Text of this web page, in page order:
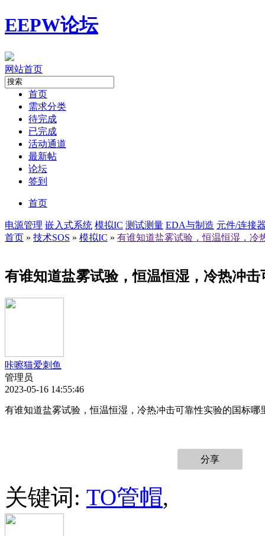
EEPW论坛
网站首页
首页
需求分类
待完成
已完成
活动通道
最新帖
论坛
签到
首页
电源管理 嵌入式系统 模拟IC 测试测量 EDA与制造 元件/连接
首页 » 技术SOS » 模拟IC » 有谁知道盐雾试验，恒温恒湿，冷
有谁知道盐雾试验，恒温恒湿，冷热冲
咔嚓猫爱刺鱼
管理员
2023-05-16 14:55:46
有谁知道盐雾试验，恒温恒湿，冷热冲击可靠性实验的国标哪
分享
关键词: TO管帽,